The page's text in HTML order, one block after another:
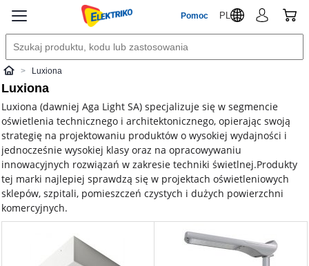
Pomoc PL
ElektrikoLuxiona
Luxiona
Luxiona (dawniej Aga Light SA) specjalizuje się w segmencie
oświetlenia technicznego i architektonicznego, opierając swoją
strategię na projektowaniu produktów o wysokiej wydajności i
jednocześnie wysokiej klasy oraz na opracowywaniu
innowacyjnych rozwiązań w zakresie techniki świetlnej.Produkty
tej marki najlepiej sprawdzą się w projektach oświetleniowych
sklepów, szpitali, pomieszczeń czystych i dużych powierzchni
komercyjnych.